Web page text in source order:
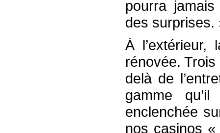
pourra
des surprises.
À l’extérieur,
rénovée.
delà de
gamme
enclenchée
nos casinos «